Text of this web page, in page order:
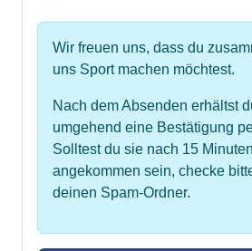
Wir freuen uns, dass du
uns Sport machen möchtest.
Nach dem Absenden erhältst
umgehend eine Bestätigung
Solltest du sie nach 15
angekommen sein, checke
deinen Spam-Ordner.